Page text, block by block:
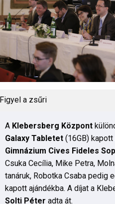
Figyel a zsűri
A Klebersberg Központ
Galaxy Tabletet (16GB) kapott
Gimnázium Cives Fideles
Csuka Cecília, Mike Petra,
tanáruk, Robotka Csaba pedig
kapott ajándékba. A díjat a
Solti Péter adta át.